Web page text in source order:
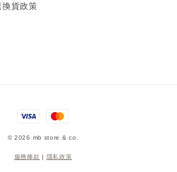
貨政策
© 2026 mb store & co.
服務條款 | 隱私政策